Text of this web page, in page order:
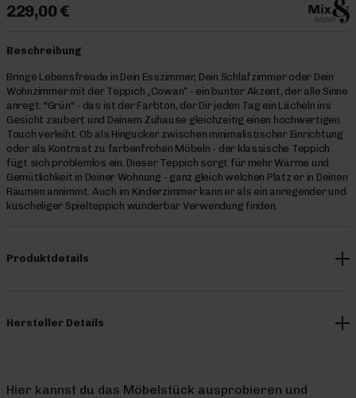
229,00 €
Beschreibung
Bringe Lebensfreude in Dein Esszimmer, Dein Schlafzimmer oder Dein
Wohnzimmer mit der Teppich „Cowan“ - ein bunter Akzent, der alle Sinne
anregt. "Grün" - das ist der Farbton, der Dir jeden Tag ein Lächeln ins
Gesicht zaubert und Deinem Zuhause gleichzeitig einen hochwertigen
Touch verleiht. Ob als Hingucker zwischen minimalistischer Einrichtung
oder als Kontrast zu farbenfrohen Möbeln - der klassische Teppich
fügt sich problemlos ein. Dieser Teppich sorgt für mehr Wärme und
Gemütlichkeit in Deiner Wohnung - ganz gleich welchen Platz er in Deinen
Räumen annimmt. Auch im Kinderzimmer kann er als ein anregender und
kuscheliger Spielteppich wunderbar Verwendung finden.
Produktdetails
Hersteller Details
Hier kannst du das Möbelstück ausprobieren und